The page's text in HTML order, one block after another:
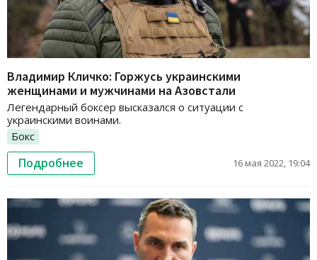
Владимир Кличко: Горжусь украинскими
женщинами и мужчинами на Азовстали
Легендарный боксер высказался о ситуации с
украинскими воинами.
Бокс
Подробнее 16 мая 2022, 19:04